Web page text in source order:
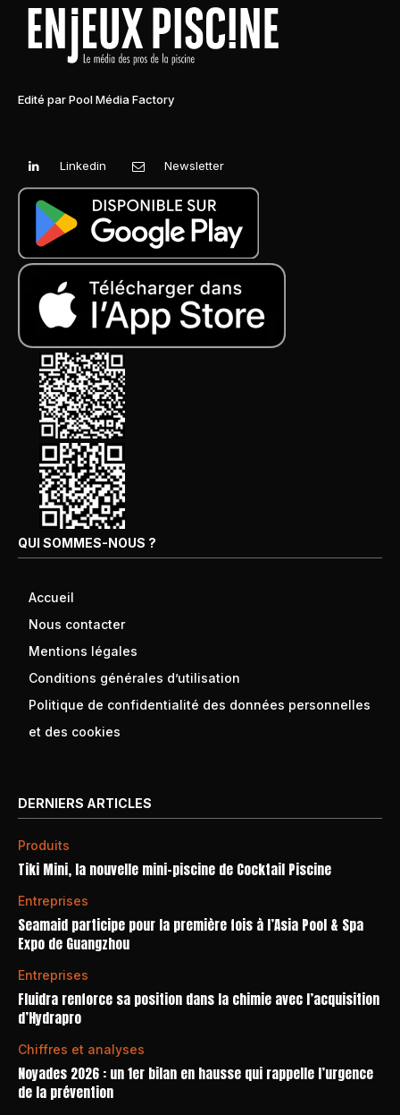
Edité par Pool Média Factory
Linkedin Newsletter
QUI SOMMES-NOUS ?
Accueil
Nous contacter
Mentions légales
Conditions générales d’utilisation
Politique de confidentialité des données personnelles
et des cookies
DERNIERS ARTICLES
Produits
Tiki Mini, la nouvelle mini-piscine de Cocktail Piscine
Entreprises
Seamaid participe pour la première fois à l’Asia Pool & Spa
Expo de Guangzhou
Entreprises
Fluidra renforce sa position dans la chimie avec l’acquisition
d’Hydrapro
Chiffres et analyses
Noyades 2026 : un 1er bilan en hausse qui rappelle l’urgence
de la prévention